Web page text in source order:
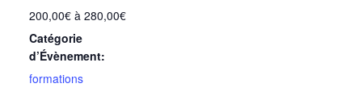
200,00€ à 280,00€
Catégorie
d’Évènement:
formations